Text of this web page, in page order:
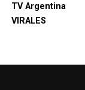
TV Argentina
VIRALES